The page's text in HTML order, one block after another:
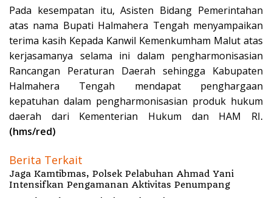
Pada kesempatan itu, Asisten Bidang Pemerintahan
atas nama Bupati Halmahera Tengah menyampaikan
terima kasih Kepada Kanwil Kemenkumham Malut atas
kerjasamanya selama ini dalam pengharmonisasian
Rancangan Peraturan Daerah sehingga Kabupaten
Halmahera Tengah mendapat penghargaan
kepatuhan dalam pengharmonisasian produk hukum
daerah dari Kementerian Hukum dan HAM RI.
(hms/red)
Berita Terkait
Jaga Kamtibmas, Polsek Pelabuhan Ahmad Yani
Intensifkan Pengamanan Aktivitas Penumpang